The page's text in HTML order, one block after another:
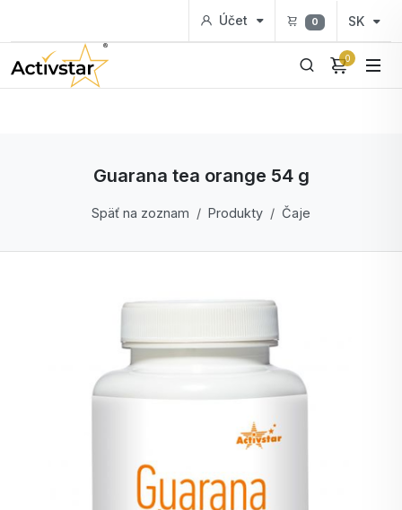
Účet 0 SK
0
Guarana tea orange 54 g
Späť na zoznam Produkty Čaje